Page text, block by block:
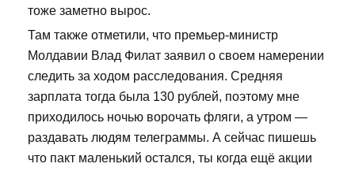
тоже заметно вырос.
Там также отметили, что премьер-министр
Молдавии Влад Филат заявил о своем намерении
следить за ходом расследования. Средняя
зарплата тогда была 130 рублей, поэтому мне
приходилось ночью ворочать фляги, а утром —
раздавать людям телеграммы. А сейчас пишешь
что пакт маленький остался, ты когда ещё акции